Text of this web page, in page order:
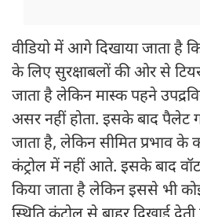
वीडियो में आगे दिखाया जाता है
के लिए सुरक्षाबलों की ओर से
जाता है लेकिन मास्क पहने
असर नहीं होता. इसके बाद पैलेट
जाता है, लेकिन सीमित प्रभाव के
कंट्रोल में नहीं आते. इसके बाद
किया जाता है लेकिन इससे भी